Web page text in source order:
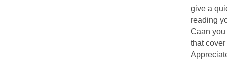
give a
reading
Caan
that